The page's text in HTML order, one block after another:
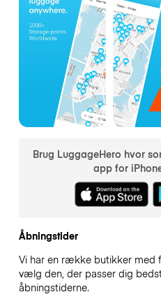
Brug LuggageHero hvor
app for
Åbningstider
Vi har en række butikker med
vælg den, der passer dig
åbningstiderne.